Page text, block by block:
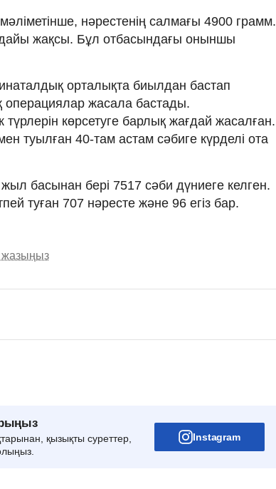
мәліметінше, нәрестенің салмағы 4900 грамм.
жақсы. Бұл отбасындағы оныншы
орталықта биылдан бастап
операциялар жасала бастады.
көрсетуге барлық жағдай жасалған.
туылған 40-там астам сәбиге күрделі ота
басынан бері 7517 сәби дүниеге келген.
туған 707 нәресте және 96 егіз бар.
жазыңыз
қызықты суреттер,
Instagram